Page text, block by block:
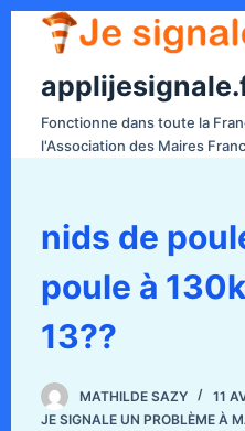
Fonctionne dans toute la
l'Association des Maires
nids de
poule à
13??
MATHILDE SAZY
11
JE SIGNALE UN PROBLÈME À